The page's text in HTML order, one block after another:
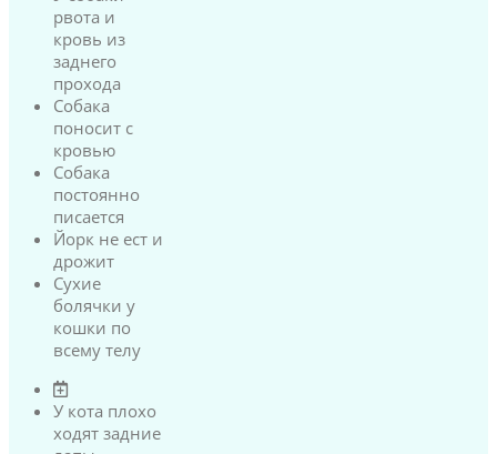
рвота и
кровь из
заднего
прохода
Собака
поносит с
кровью
Собака
постоянно
писается
Йорк не ест и
дрожит
Сухие
болячки у
кошки по
всему телу
У кота плохо
ходят задние